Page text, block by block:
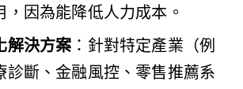
，因為能降低人力成本。
解決方案 ：針對特定產業（例
診斷、金融風控、零售推薦系